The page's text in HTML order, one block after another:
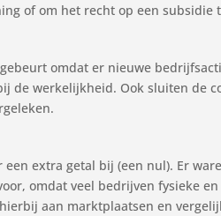
of om het recht op een subsidie
omdat er nieuwe
de werkelijkheid. Ook sluiten de
extra getal bij (een nul). Er
omdat veel bedrijven fysieke
aan marktplaatsen en